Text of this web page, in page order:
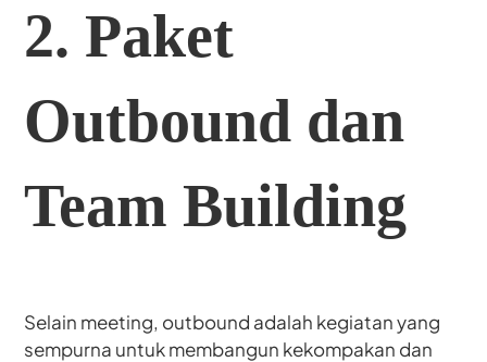
2. Paket
Outbound dan
Team Building
Selain meeting, outbound adalah kegiatan yang
sempurna untuk membangun kekompakan dan